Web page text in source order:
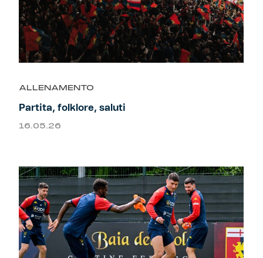
ALLENAMENTO
Partita, folklore, saluti
16.05.26